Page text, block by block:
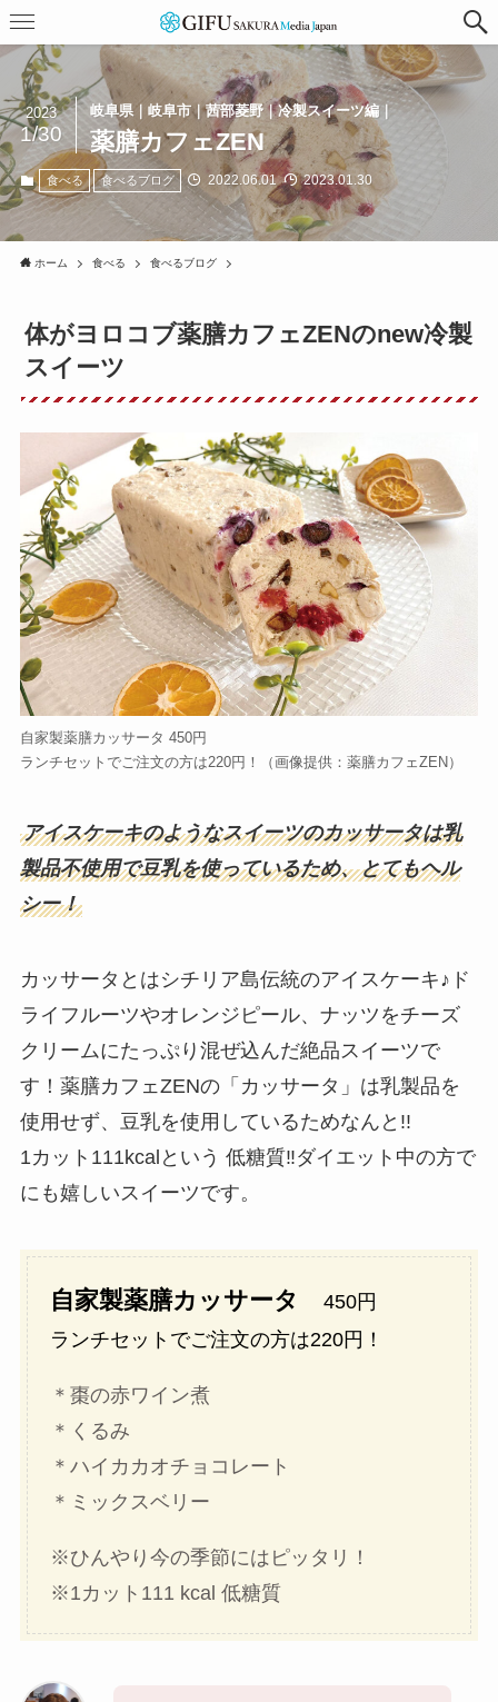
岐阜県｜岐阜市｜茜部菱野｜冷製スイーツ編｜
薬膳カフェZEN
2023
1/30
食べる 食べるブログ 2022.06.01 2023.01.30
ホーム 食べる 食べるブログ
体がヨロコブ薬膳カフェZENのnew冷製
スイーツ
自家製薬膳カッサータ 450円
ランチセットでご注文の方は220円！（画像提供：薬膳カフェZEN）
アイスケーキのようなスイーツのカッサータは乳
製品不使用で豆乳を使っているため、とてもヘル
シー！
カッサータとはシチリア島伝統のアイスケーキ♪ド
ライフルーツやオレンジピール、ナッツをチーズ
クリームにたっぷり混ぜ込んだ絶品スイーツで
す！薬膳カフェZENの「カッサータ」は乳製品を
使用せず、豆乳を使用しているためなんと!!
1カット111kcalという 低糖質‼️ダイエット中の方で
にも嬉しいスイーツです。
自家製薬膳カッサータ
450円
ランチセットでご注文の方は220円！
＊棗の赤ワイン煮
＊くるみ
＊ハイカカオチョコレート
＊ミックスベリー
※ひんやり今の季節にはピッタリ！
※1カット111 kcal 低糖質